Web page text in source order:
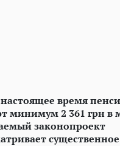
время
минимум 2 361 грн в
законопроект